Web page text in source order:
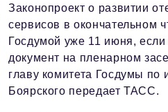
Законопроект о развитии
сервисов в окончательном
Госдумой уже 11 июня,
документ на пленарном
главу комитета Госдумы
Боярского передает ТАСС.